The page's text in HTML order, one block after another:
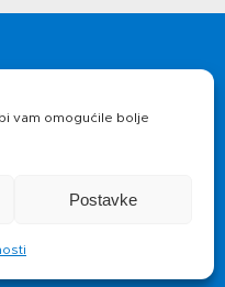
vam omogućile bolje
Postavke
Kontakt